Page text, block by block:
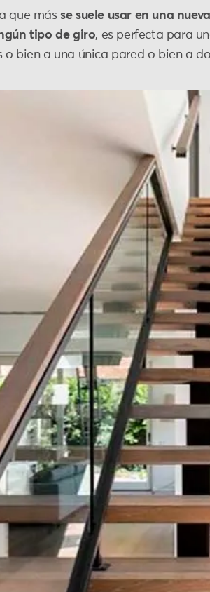
que másse suele usar en una
tipo de giro, es perfecta para
o bien a una única pared o bien a